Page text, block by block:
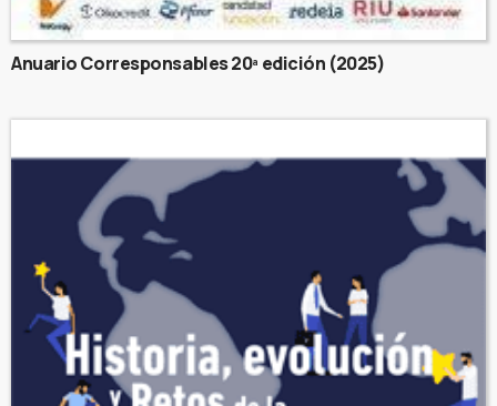
Anuario Corresponsables 20ª edición (2025)